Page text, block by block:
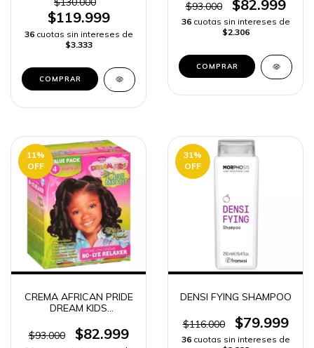
$119.999
36 cuotas sin intereses de
$3.333
RÁPIDO -
$93.000 $82.999
36 cuotas sin intereses de
$2.306
11%
OFF
CREMA AFRICAN PRIDE
DREAM KIDS
$93.000
$82.999
31%
OFF
DENSI FYING SHAMPOO
$116.000 $79.999
36 cuotas sin intereses de